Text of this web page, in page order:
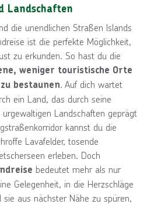
Landschaften
die unendlichen Straßen Islands
ist die perfekte Möglichkeit,
zu erkunden. So hast du die
weniger touristische Orte
bestaunen. Auf dich wartet
ein Land, das durch seine
Landschaften geprägt
kannst du die
Lavafelder, tosende
erleben. Doch
bedeutet mehr als nur
Gelegenheit, in die Herzschläge
aus nächster Nähe zu spüren,